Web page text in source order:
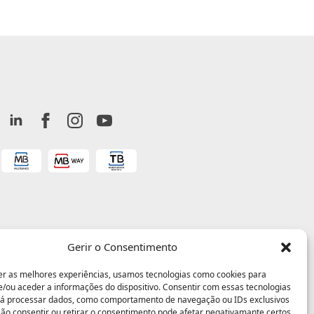
Gerir o Consentimento
as melhores experiências, usamos tecnologias como cookies para
ou aceder a informações do dispositivo. Consentir com essas tecnologias
processar dados, como comportamento de navegação ou IDs exclusivos